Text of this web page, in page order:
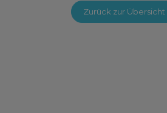
Zurück zur Übersicht